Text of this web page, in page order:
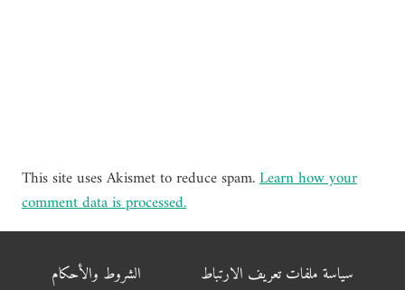
This site uses Akismet to reduce spam.Learn how your
comment data is processed.
الشروط والأحكام
سياسة ملفات تعريف الارتباط